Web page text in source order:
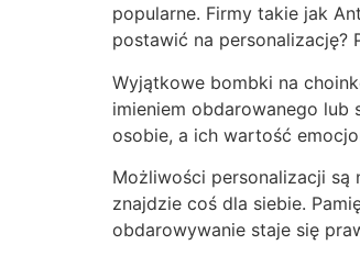
popularne. Firmy takie jak
postawić na personalizację?
Wyjątkowe bombki na
imieniem obdarowanego lub
osobie, a ich wartość
Możliwości personalizacji są
znajdzie coś dla siebie.
obdarowywanie staje się